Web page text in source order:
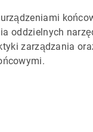
oddzielnych
zarządzania